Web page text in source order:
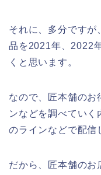
それに、多分ですが
品を2021年、2022
くと思います。
なので、匠本舗のお
ンなどを調べてい
のラインなどで配信
だから、匠本舗のお